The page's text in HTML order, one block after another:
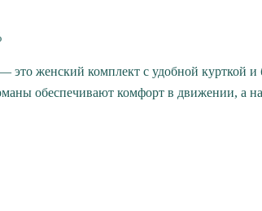
женский комплект с удобной курткой и
обеспечивают комфорт в движении, а